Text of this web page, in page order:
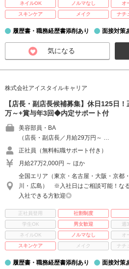
ネイルOK
ノルマなし オ
スキンケア
メイク ナチ
履歴書・職務経歴書添削あり 面接対策
気になる
株式会社アイスタイルキャリア
【店長・副店長候補募集】休日125日
万～+賞与年3回◆内定サポート付
美容部員・BA
（店長・副店長／月給29万円～ …
正社員（無料転職サポート付き）
月給27万2,000円 ～ ほか
全国エリア（東京・名古屋・大阪・京都
川・広島） ※入社日はご相談可能！な
入社できる方歓迎◎
正社員登用 社割制度
学生OK
男女歓迎 週
ネイルOK
ノルマなし オ
スキンケア
メイク ナチ
履歴書・職務経歴書添削あり 面接対策